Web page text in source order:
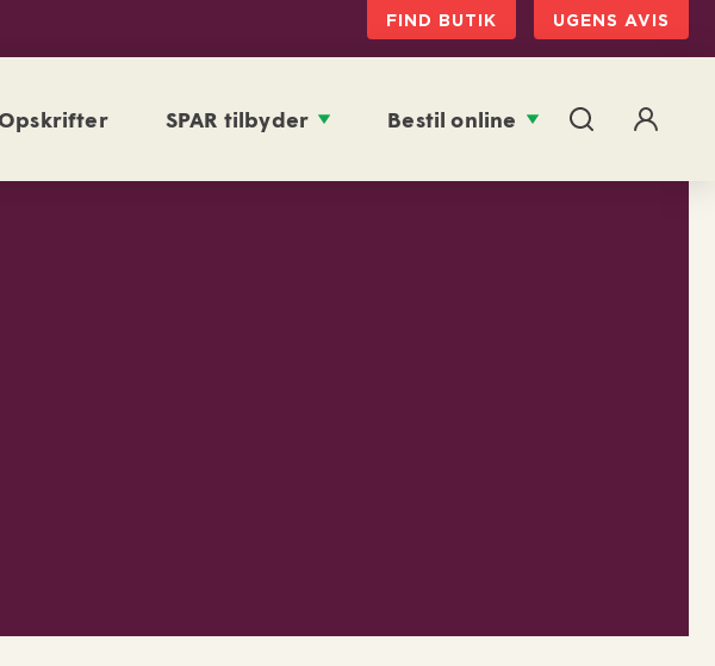
FIND BUTIK UGENS AVIS
SPAR tilbyder Bestil online